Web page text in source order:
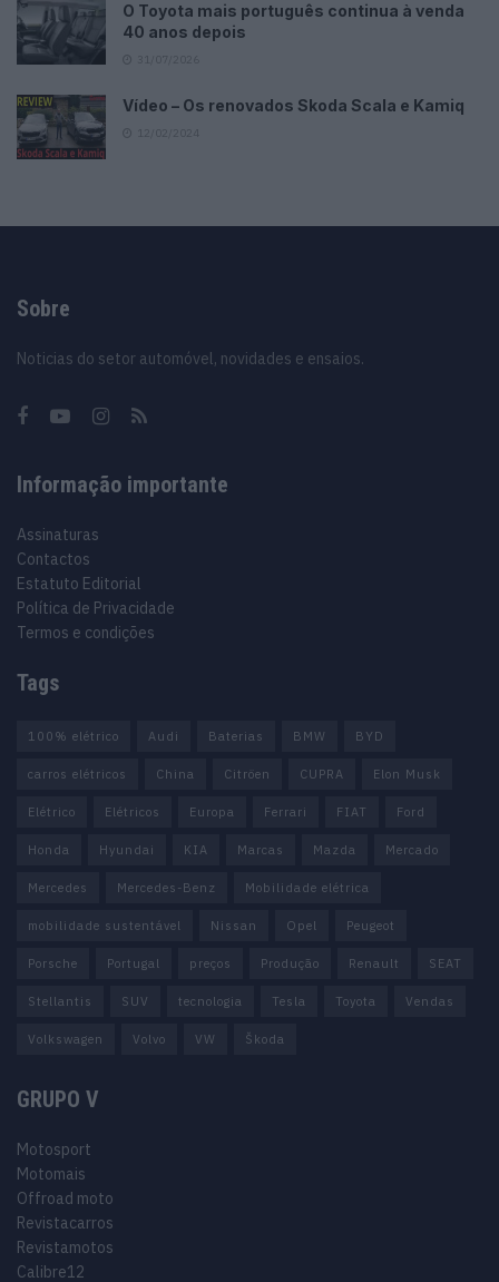
O Toyota mais português continua à venda
40 anos depois
Vídeo – Os renovados Skoda Scala e Kamiq
Sobre
Noticias do setor automóvel, novidades e ensaios.
Informação importante
Assinaturas
Contactos
Estatuto Editorial
Política de Privacidade
Termos e condições
Tags
100% elétrico Audi Baterias BMW BYD
carros elétricos China Citröen CUPRA Elon Musk
Elétrico Elétricos Europa Ferrari FIAT Ford
Honda Hyundai KIA Marcas Mazda Mercado
Mercedes Mercedes-Benz Mobilidade elétrica
mobilidade sustentável Nissan Opel Peugeot
Porsche Portugal preços Produção Renault SEAT
Stellantis SUV tecnologia Tesla Toyota Vendas
Volkswagen Volvo VW Škoda
GRUPO V
Motosport
Motomais
Offroad moto
Revistacarros
Revistamotos
Calibre12